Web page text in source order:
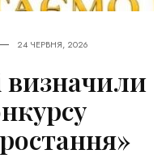
24 ЧЕРВНЯ, 2026
визначили